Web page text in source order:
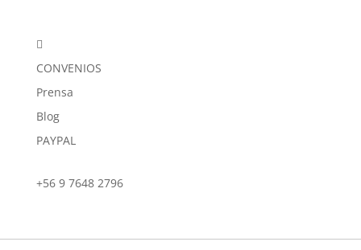

CONVENIOS
Prensa
Blog
PAYPAL
+56 9 7648 2796